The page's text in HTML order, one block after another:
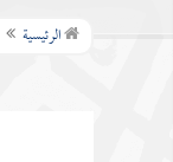
الرئيسية